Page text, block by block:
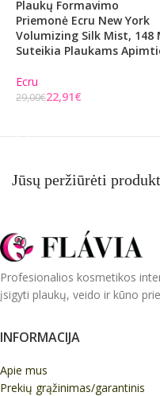
Plaukų Formavimo
Priemonė Ecru New York
Volumizing Silk Mist, 148
Suteikia Plaukams
Ecru
29,00€22,91€
Jūsų peržiūrėti
Profesionalios kosmetikos
įsigyti plaukų, veido ir kūno
INFORMACIJA
Apie mus
Prekių grąžinimas/garantinis